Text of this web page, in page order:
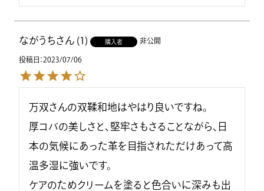
ながうち 1 購入者 非公開
投稿日 2023/07/06
万双さんの双鞣和地はやはり良いですね。
厚コバの美しさと、堅牢さもさることながら、日
本の気候にあった革を目指されただけあって高
温多湿に強いです。
ケアのためクリームを塗ると色合いに深みも出